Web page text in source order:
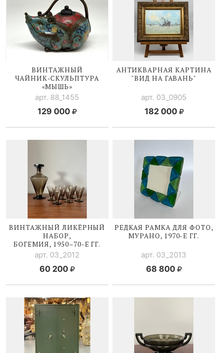
ВИНТАЖНЫЙ
ЧАЙНИК-СКУЛЬПТУРА
«МЫШЬ»
арт. 88_1455
129 000
АНТИКВАРНАЯ КАРТИНА
"ВИД НА ГАВАНЬ"
арт. 03_0905
182 000
ВИНТАЖНЫЙ ЛИКЁРНЫЙ
НАБОР,
БОГЕМИЯ, 1950–70-Е ГГ.
арт. 03_2012
60 200
РЕДКАЯ РАМКА ДЛЯ ФОТО,
МУРАНО, 1970-Е ГГ.
арт. 03_2013
68 800